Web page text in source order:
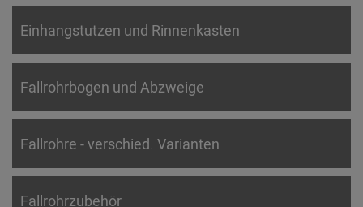
Einhangstutzen und Rinnenkasten
Fallrohrbogen und Abzweige
Fallrohre - verschied. Varianten
Fallrohrzubehör